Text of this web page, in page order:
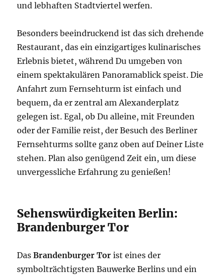
und lebhaften Stadtviertel werfen.
Besonders beeindruckend ist das sich drehende
Restaurant, das ein einzigartiges kulinarisches
Erlebnis bietet, während Du umgeben von
einem spektakulären Panoramablick speist. Die
Anfahrt zum Fernsehturm ist einfach und
bequem, da er zentral am Alexanderplatz
gelegen ist. Egal, ob Du alleine, mit Freunden
oder der Familie reist, der Besuch des Berliner
Fernsehturms sollte ganz oben auf Deiner Liste
stehen. Plan also genügend Zeit ein, um diese
unvergessliche Erfahrung zu genießen!
Sehenswürdigkeiten Berlin:
Brandenburger Tor
DasBrandenburger Tor ist eines der
symbolträchtigsten Bauwerke Berlins und ein